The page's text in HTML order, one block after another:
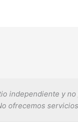
independiente y
ofrecemos